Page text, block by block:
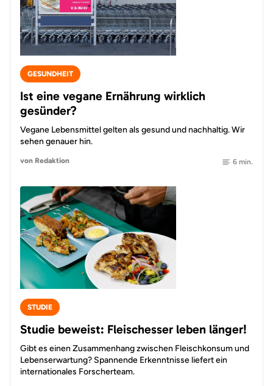
GESUNDHEIT
Ist eine vegane Ernährung wirklich
gesünder?
Vegane Lebensmittel gelten als gesund und nachhaltig. Wir
sehen genauer hin.
von Redaktion 6 min.
STUDIE
Studie beweist: Fleischesser leben länger!
Gibt es einen Zusammenhang zwischen Fleischkonsum und
Lebenserwartung? Spannende Erkenntnisse liefert ein
internationales Forscherteam.